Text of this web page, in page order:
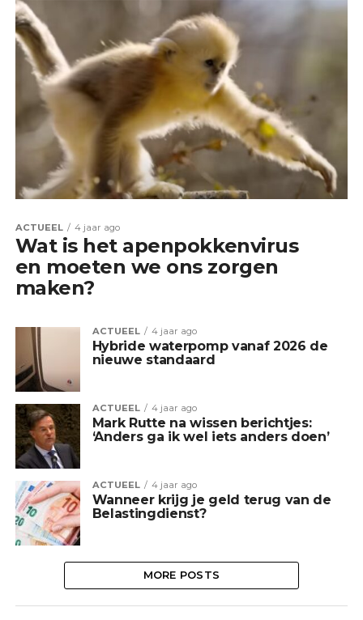
ACTUEEL 4 jaar ago
Wat is het apenpokkenvirus
en moeten we ons zorgen
maken?
ACTUEEL 4 jaar ago
Hybride waterpomp vanaf 2026 de
nieuwe standaard
ACTUEEL 4 jaar ago
Mark Rutte na wissen berichtjes:
‘Anders ga ik wel iets anders doen’
ACTUEEL 4 jaar ago
Wanneer krijg je geld terug van de
Belastingdienst?
MORE POSTS